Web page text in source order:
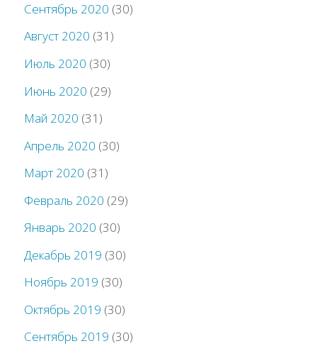
Сентябрь 2020 (30)
Август 2020 (31)
Июль 2020 (30)
Июнь 2020 (29)
Май 2020 (31)
Апрель 2020 (30)
Март 2020 (31)
Февраль 2020 (29)
Январь 2020 (30)
Декабрь 2019 (30)
Ноябрь 2019 (30)
Октябрь 2019 (30)
Сентябрь 2019 (30)